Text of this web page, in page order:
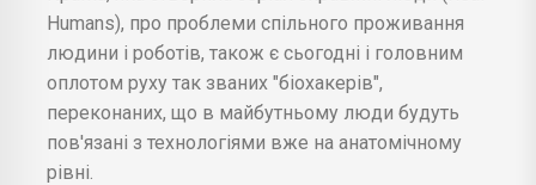
Humans), про проблеми спільного проживання
людини і роботів, також є сьогодні і головним
оплотом руху так званих "біохакерів",
переконаних, що в майбутньому люди будуть
пов'язані з технологіями вже на анатомічному
рівні.